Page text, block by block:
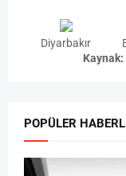
Diyarbakır
Kaynak:
POPÜLER